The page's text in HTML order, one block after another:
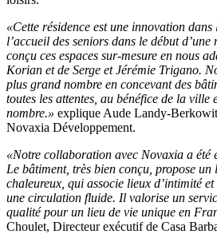
«Cette résidence est une innovation
l’accueil des seniors dans le début
conçu ces espaces sur-mesure en nous
Korian et de Serge et Jérémie Trigano.
plus grand nombre en concevant des
toutes les attentes, au bénéfice de la ville
nombre.» explique Aude Landy-
Novaxia Développement.
«Notre collaboration avec Novaxia a été
Le bâtiment, très bien conçu, propose
chaleureux, qui associe lieux d’intimité
une circulation fluide. Il valorise un
qualité pour un lieu de vie unique en
Choulet, Directeur exécutif de Casa